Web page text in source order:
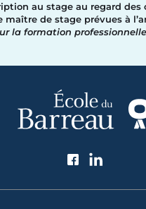
au stage au regard
maître de stage prévues à
la formation
Suivez